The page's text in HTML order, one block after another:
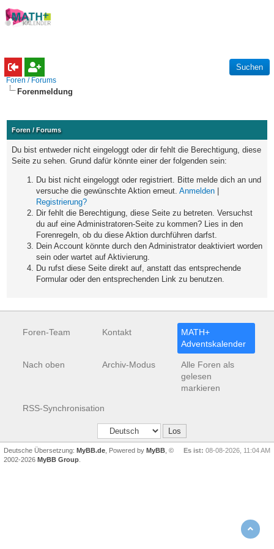
Foren / Forums
Forenmeldung
Foren / Forums
Du bist entweder nicht eingeloggt oder dir fehlt die Berechtigung, diese
Seite zu sehen. Grund dafür könnte einer der folgenden sein:
Du bist nicht eingeloggt oder registriert. Bitte melde dich an und
versuche die gewünschte Aktion erneut. Anmelden |
Registrierung?
Dir fehlt die Berechtigung, diese Seite zu betreten. Versuchst
du auf eine Administratoren-Seite zu kommen? Lies in den
Forenregeln, ob du diese Aktion durchführen darfst.
Dein Account könnte durch den Administrator deaktiviert worden
sein oder wartet auf Aktivierung.
Du rufst diese Seite direkt auf, anstatt das entsprechende
Formular oder den entsprechenden Link zu benutzen.
Foren-Team Kontakt
MATH+
Adventskalender
Nach oben Archiv-Modus
Alle Foren als
gelesen
markieren
RSS-Synchronisation
Es ist: 08-08-2026, 11:04 AM
Deutsche Übersetzung: MyBB.de , Powered by MyBB , ©
2002-2026 MyBB Group